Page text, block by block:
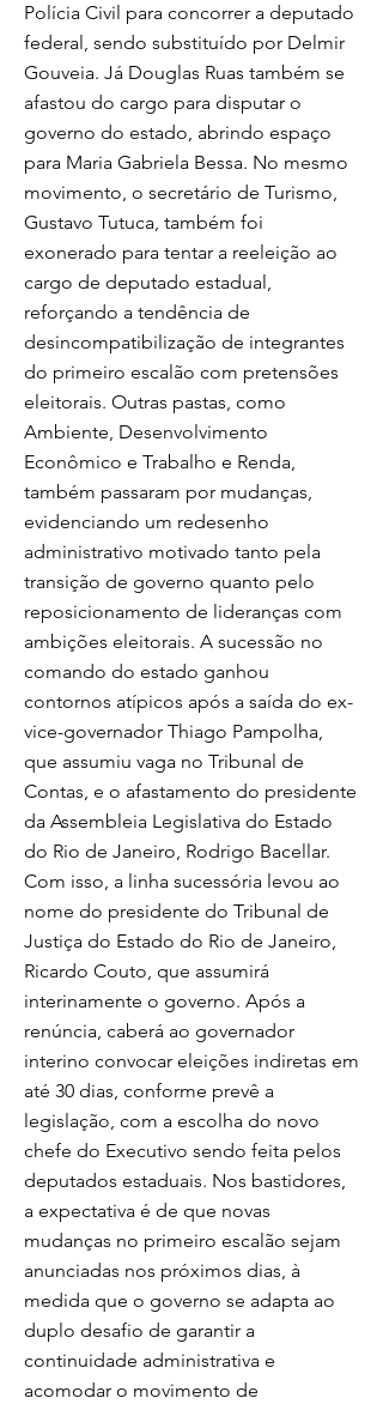
Polícia Civil para concorrer a deputado
federal, sendo substituído por Delmir
Gouveia. Já Douglas Ruas também se
afastou do cargo para disputar o
governo do estado, abrindo espaço
para Maria Gabriela Bessa. No mesmo
movimento, o secretário de Turismo,
Gustavo Tutuca, também foi
exonerado para tentar a reeleição ao
cargo de deputado estadual,
reforçando a tendência de
desincompatibilização de integrantes
do primeiro escalão com pretensões
eleitorais. Outras pastas, como
Ambiente, Desenvolvimento
Econômico e Trabalho e Renda,
também passaram por mudanças,
evidenciando um redesenho
administrativo motivado tanto pela
transição de governo quanto pelo
reposicionamento de lideranças com
ambições eleitorais. A sucessão no
comando do estado ganhou
contornos atípicos após a saída do ex-
vice-governador Thiago Pampolha,
que assumiu vaga no Tribunal de
Contas, e o afastamento do presidente
da Assembleia Legislativa do Estado
do Rio de Janeiro, Rodrigo Bacellar.
Com isso, a linha sucessória levou ao
nome do presidente do Tribunal de
Justiça do Estado do Rio de Janeiro,
Ricardo Couto, que assumirá
interinamente o governo. Após a
renúncia, caberá ao governador
interino convocar eleições indiretas em
até 30 dias, conforme prevê a
legislação, com a escolha do novo
chefe do Executivo sendo feita pelos
deputados estaduais. Nos bastidores,
a expectativa é de que novas
mudanças no primeiro escalão sejam
anunciadas nos próximos dias, à
medida que o governo se adapta ao
duplo desafio de garantir a
continuidade administrativa e
acomodar o movimento de